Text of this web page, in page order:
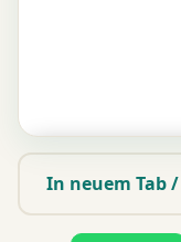
▶ Zum Spielen
In neuem Tab